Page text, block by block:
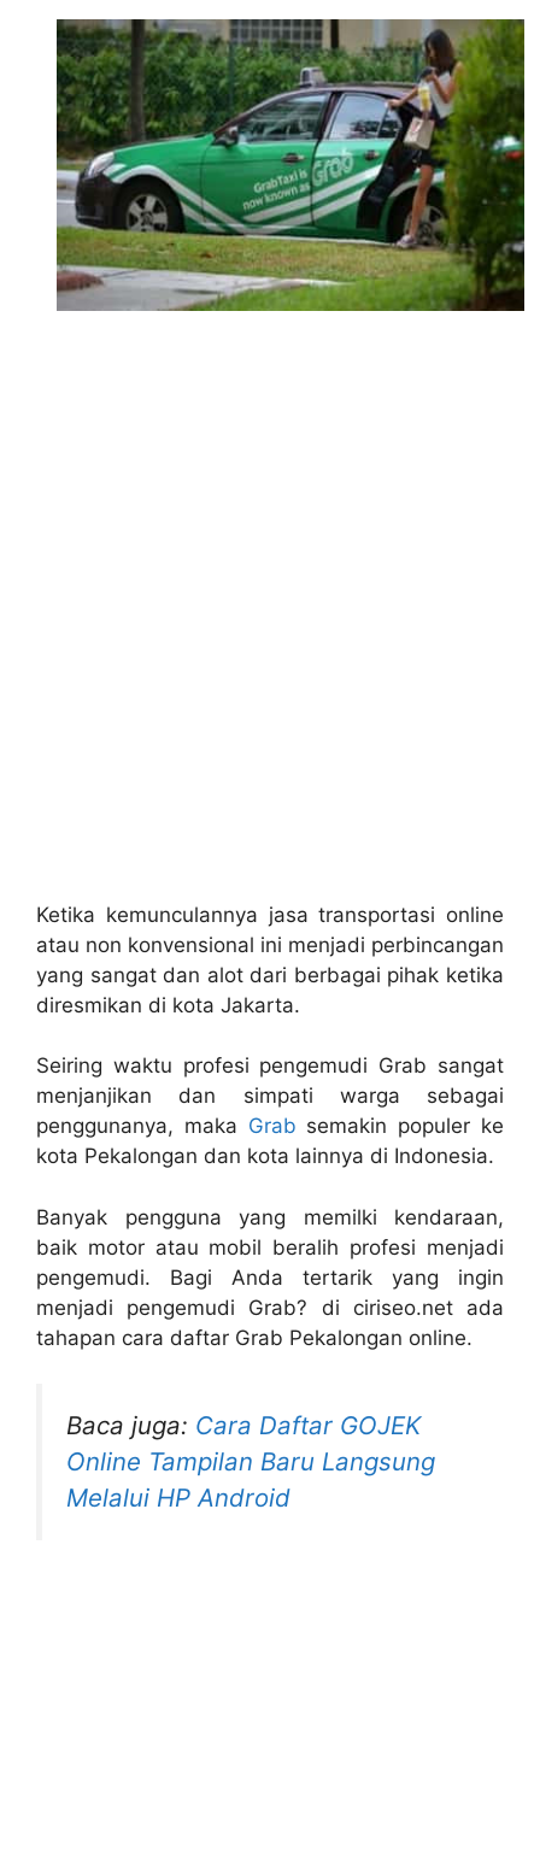
Ketika kemunculannya jasa transportasi online
atau non konvensional ini menjadi perbincangan
yang sangat dan alot dari berbagai pihak ketika
diresmikan di kota Jakarta.
Seiring waktu profesi pengemudi Grab sangat
menjanjikan dan simpati warga sebagai
penggunanya, maka Grab semakin populer ke
kota Pekalongan dan kota lainnya di Indonesia.
Banyak pengguna yang memilki kendaraan,
baik motor atau mobil beralih profesi menjadi
pengemudi. Bagi Anda tertarik yang ingin
menjadi pengemudi Grab? di ciriseo.net ada
tahapan cara daftar Grab Pekalongan online.
Baca juga: Cara Daftar GOJEK
Online Tampilan Baru Langsung
Melalui HP Android